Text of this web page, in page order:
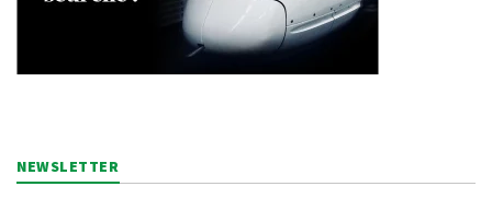
NEWSLETTER